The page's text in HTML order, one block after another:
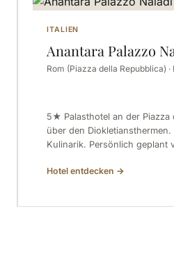
ITALIEN
Anantara Palazzo
Rom (Piazza della Repubblica) ·
5★ Palasthotel an der Piazza
über den Diokletiansthermen.
Kulinarik. Persönlich geplant
Hotel entdecken →